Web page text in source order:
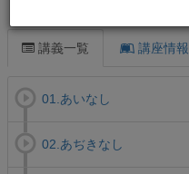
講義一覧 講座情報
01.あいなし
02.あぢきなし